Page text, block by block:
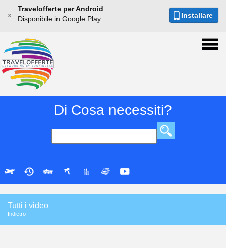
Installare
x
Travelofferte per Android
Disponibile in Google Play
Di Cosa necessiti?
Tutti i video
Indietro